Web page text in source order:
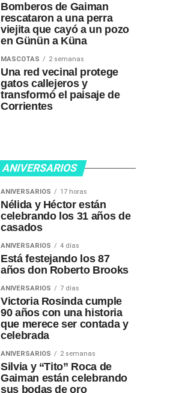
Bomberos de Gaiman
rescataron a una perra
viejita que cayó a un pozo
en Günün a Küna
MASCOTAS 2 semanas
Una red vecinal protege
gatos callejeros y
transformó el paisaje de
Corrientes
ANIVERSARIOS
ANIVERSARIOS 17 horas
Nélida y Héctor están
celebrando los 31 años de
casados
ANIVERSARIOS 4 días
Está festejando los 87
años don Roberto Brooks
ANIVERSARIOS 7 días
Victoria Rosinda cumple
90 años con una historia
que merece ser contada y
celebrada
ANIVERSARIOS 2 semanas
Silvia y “Tito” Roca de
Gaiman están celebrando
sus bodas de oro